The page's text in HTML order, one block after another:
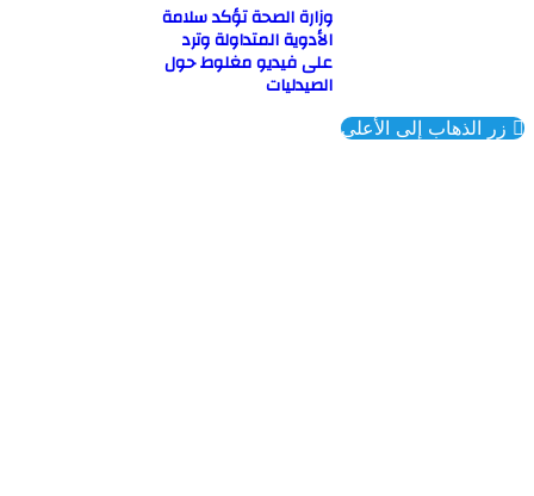
وزارة الصحة تؤكد سلامة
الأدوية المتداولة وترد
على فيديو مغلوط حول
الصيدليات
إلى الأعلى